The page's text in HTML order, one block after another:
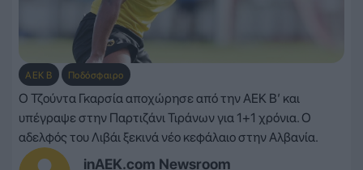
ΑΕΚ Β Ποδόσφαιρο
inAEK.com Newsroom
Ο Τζούντα Γκαρσία αποχώρησε από την ΑΕΚ Β’ και
υπέγραψε στην Παρτιζάνι Τιράνων για 1+1 χρόνια. Ο
αδελφός του Λιβάι ξεκινά νέο κεφάλαιο στην Αλβανία.